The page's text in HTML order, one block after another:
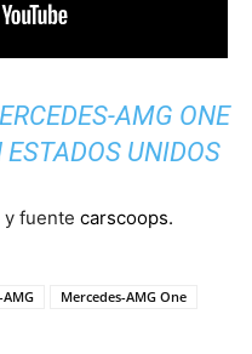
AMG ONE
UNIDOS
y fuente carscoops.
Mercedes-AMG One